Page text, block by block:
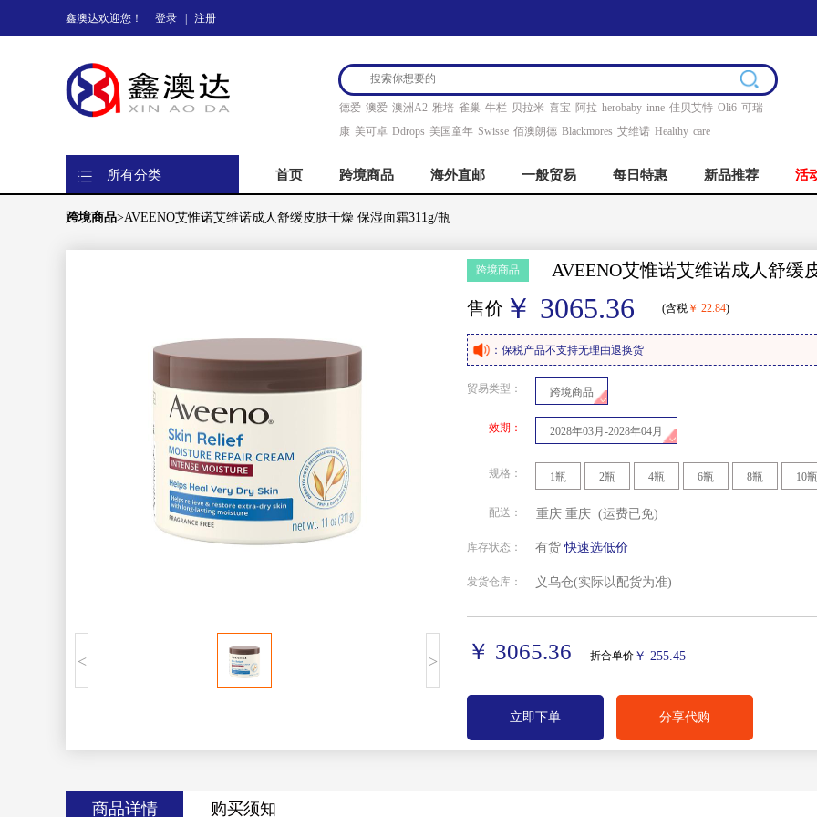
鑫澳达欢迎您！ 登录 注册
德爱 澳爱 澳洲A2 雅培 雀巢 牛栏 贝拉米 喜宝 阿拉 herobaby inne 佳贝艾特 Oli6 可瑞
康 美可卓 Ddrops 美国童年 Swisse 佰澳朗德 Blackmores 艾维诺 Healthy care
所有分类 首页 跨境商品 海外直邮 一般贸易 每日特惠 新品推荐 活
跨境商品>AVEENO艾惟诺艾维诺成人舒缓皮肤干燥 保湿面霜311g/瓶
< >
跨境商品
AVEENO艾惟诺艾维诺成人舒缓
售价 ￥ 3065.36 (含税 ￥ 22.84)
：保税产品不支持无理由退换货
贸易类型： 跨境商品
效期： 2028年03月-2028年04月
规格： 1瓶 2瓶 4瓶 6瓶 8瓶 10瓶
配送： 重庆 重庆 (运费已免)
北京 安徽
宁夏回族
自治区
青海 山东
四川 天津
西藏自治
新疆维吾
库存状态： 有货 快速选低价
发货仓库： 义乌仓(实际以配货为准)
￥ 3065.36 折合单价 ￥ 255.45
立即下单 分享代购
商品详情 购买须知